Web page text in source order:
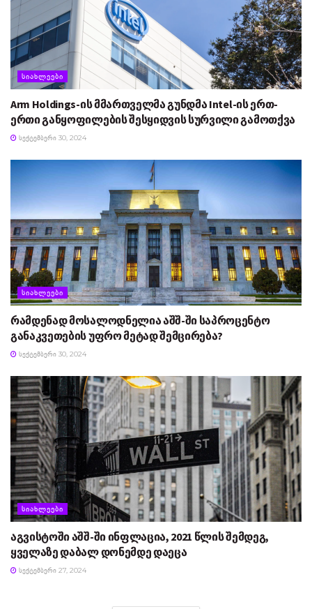
ᲡᲘᲐᲮᲚᲔᲔᲑᲘ
Arm Holdings-ის მმართველმა გუნდმა Intel-ის ერთ-
ერთი განყოფილების შესყიდვის სურვილი გამოთქვა
ᲡᲔᲥᲢᲔᲛᲑᲔᲠᲘ 30, 2024
ᲡᲘᲐᲮᲚᲔᲔᲑᲘ
რამდენად მოსალოდნელია აშშ-ში საპროცენტო
განაკვეთების უფრო მეტად შემცირება?
ᲡᲔᲥᲢᲔᲛᲑᲔᲠᲘ 30, 2024
ᲡᲘᲐᲮᲚᲔᲔᲑᲘ
აგვისტოში აშშ-ში ინფლაცია, 2021 წლის შემდეგ,
ყველაზე დაბალ დონემდე დაეცა
ᲡᲔᲥᲢᲔᲛᲑᲔᲠᲘ 27, 2024